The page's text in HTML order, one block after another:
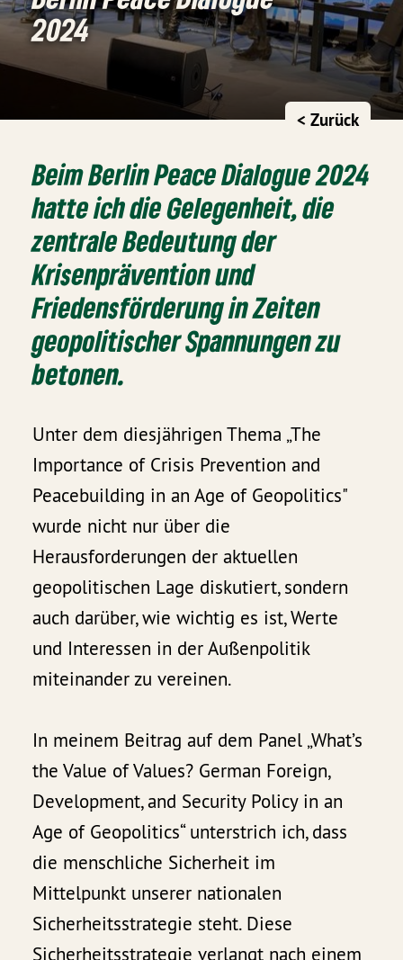
2024
< Zurück
Beim Berlin Peace Dialogue 2024
hatte ich die Gelegenheit, die
zentrale Bedeutung der
Krisenprävention und
Friedensförderung in Zeiten
geopolitischer Spannungen zu
betonen.
Unter dem diesjährigen Thema „The
Importance of Crisis Prevention and
Peacebuilding in an Age of Geopolitics"
wurde nicht nur über die
Herausforderungen der aktuellen
geopolitischen Lage diskutiert, sondern
auch darüber, wie wichtig es ist, Werte
und Interessen in der Außenpolitik
miteinander zu vereinen.
In meinem Beitrag auf dem Panel „What’s
the Value of Values? German Foreign,
Development, and Security Policy in an
Age of Geopolitics“ unterstrich ich, dass
die menschliche Sicherheit im
Mittelpunkt unserer nationalen
Sicherheitsstrategie steht. Diese
Sicherheitsstrategie verlangt nach einem